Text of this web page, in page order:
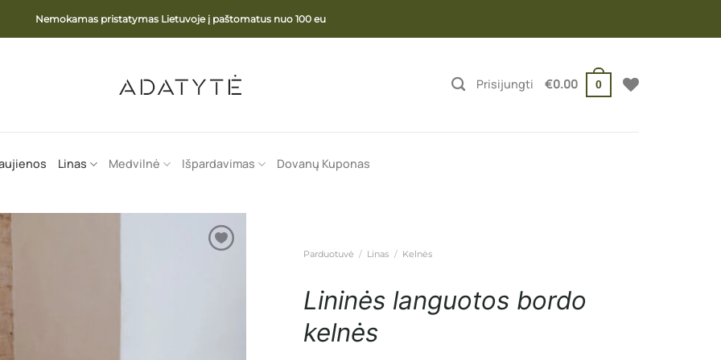
Nemokamas pristatymas Lietuvoje į paštomatus nuo 100 eu
Prisijungti €0.00 0
Linas Medvilnė Išpardavimas Dovanų Kuponas
Parduotuvė / Linas / Kelnės
Lininės languotos bordo
kelnės